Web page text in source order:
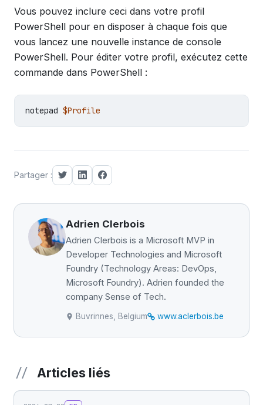
Vous pouvez inclure ceci dans votre profil
PowerShell pour en disposer à chaque fois que
vous lancez une nouvelle instance de console
PowerShell. Pour éditer votre profil, exécutez cette
commande dans PowerShell :
notepad $Profile
Partager :
Adrien Clerbois
Adrien Clerbois is a Microsoft MVP in
Developer Technologies and Microsoft
Foundry (Technology Areas: DevOps,
Microsoft Foundry). Adrien founded the
company Sense of Tech.
Buvrinnes, Belgium www.aclerbois.be
Articles liés